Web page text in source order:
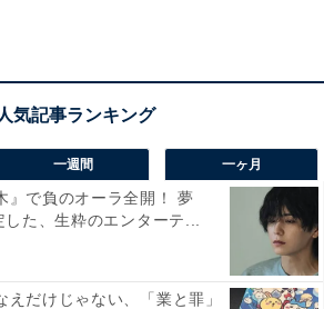
二選手（4年）らが卒業しますが、
手（3年）、大森龍之介選手（2年）
の鍵となりそうです。
一週間 一ヶ月
』で負のオーラ全開！ 夢
した、生粋のエンターテ...
えだけじゃない、「業と罪」